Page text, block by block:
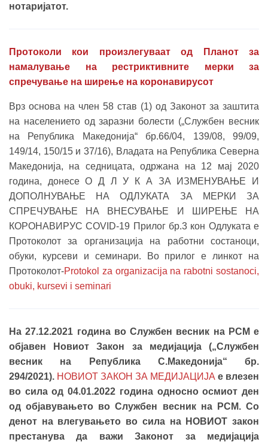
нотаријатот.
Протоколи кои произлегуваат од Планот за
намалување на рестриктивните мерки за
спречување на ширење на коронавирусот
Врз основа на член 58 став (1) од Законот за заштита
на населението од заразни болести („Службен весник
на Република Македонија“ бр.66/04, 139/08, 99/09,
149/14, 150/15 и 37/16), Владата на Република Северна
Македонија, на седницата, одржана на 12 мај 2020
година, донесе О Д Л У К А ЗА ИЗМЕНУВАЊЕ И
ДОПОЛНУВАЊЕ НА ОДЛУКАТА ЗА МЕРКИ ЗА
СПРЕЧУВАЊЕ НА ВНЕСУВАЊЕ И ШИРЕЊЕ НА
КОРОНАВИРУС COVID-19 Прилог бр.3 кон Одлуката е
Протоколот за организација на работни состаноци,
обуки, курсеви и семинари. Во прилог е линкот на
Протоколот-Protokol za organizacija na rabotni sostanoci,
obuki, kursevi i seminari
На 27.12.2021 година во Службен весник на РСМ е
објавен Новиот Закон за медијација („Службен
весник на Република С.Мaкедонија“ бр.
294/2021). НОВИОТ ЗАКОН ЗА МЕДИЈАЦИЈА е влезен
во сила од 04.01.2022 година односно осмиот ден
од објавувањето во Службен весник на РСМ. Со
денот на влегувањето во сила на НОВИОТ закон
престанува да важи Законот за медијација